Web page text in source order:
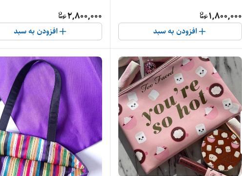
1,800,000
افزودن به سبد
2,800,000
افزودن به سبد